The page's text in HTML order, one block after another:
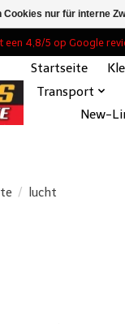
een 4,8/5 op Google
Startseite
Transport
New-
/ lucht
Cookies nur für interne